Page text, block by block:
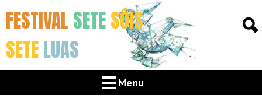
FESTIVALSETESÓIS
SETELUAS
Menu